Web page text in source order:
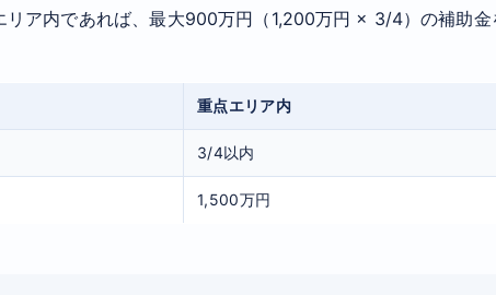
ア内であれば、最大900万円（1,200万円 × 3/4）の補助金
重点エリア内
3/4以内
1,500万円